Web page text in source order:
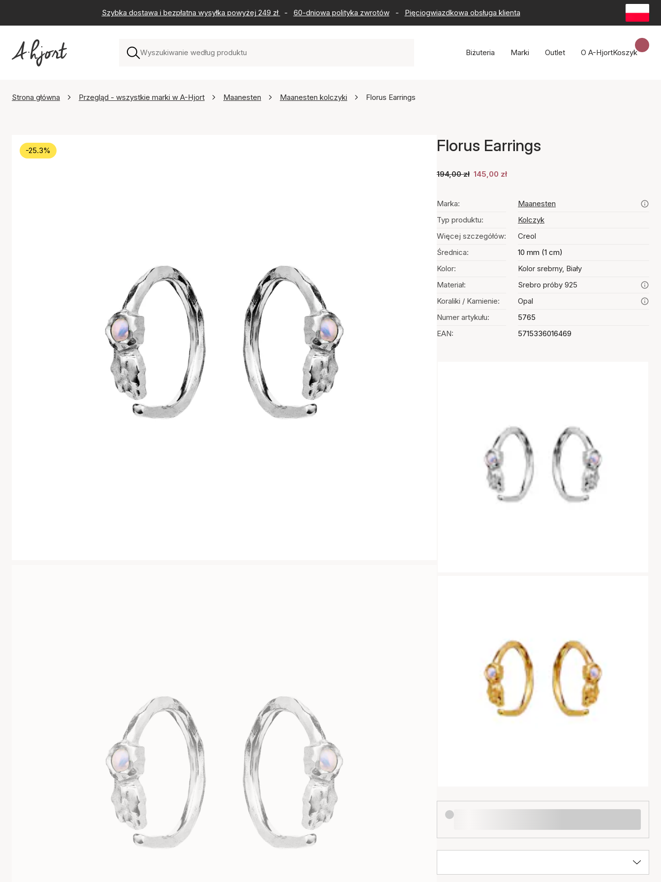
Szybka dostawa i bezpłatna wysyłka powyżej 249 zł - 60-dniowa polityka zwrotów - Pięciogwiazdkowa obsługa klienta
Biżuteria Marki Outlet O A-HjortKoszyk
Strona główna Przegląd - wszystkie marki w A-Hjort Maanesten Maanesten kolczyki Florus Earrings
-25.3% Florus Earrings
194,00 zł 145,00 zł
Marka:
Maanesten
Typ produktu:
Kolczyk
Więcej szczegółów:
Creol
Średnica:
10 mm (1 cm)
Kolor:
Kolor srebrny, Biały
Materiał:
Srebro próby 925
Koraliki / Kamienie:
Opal
Numer artykułu:
5765
EAN:
5715336016469